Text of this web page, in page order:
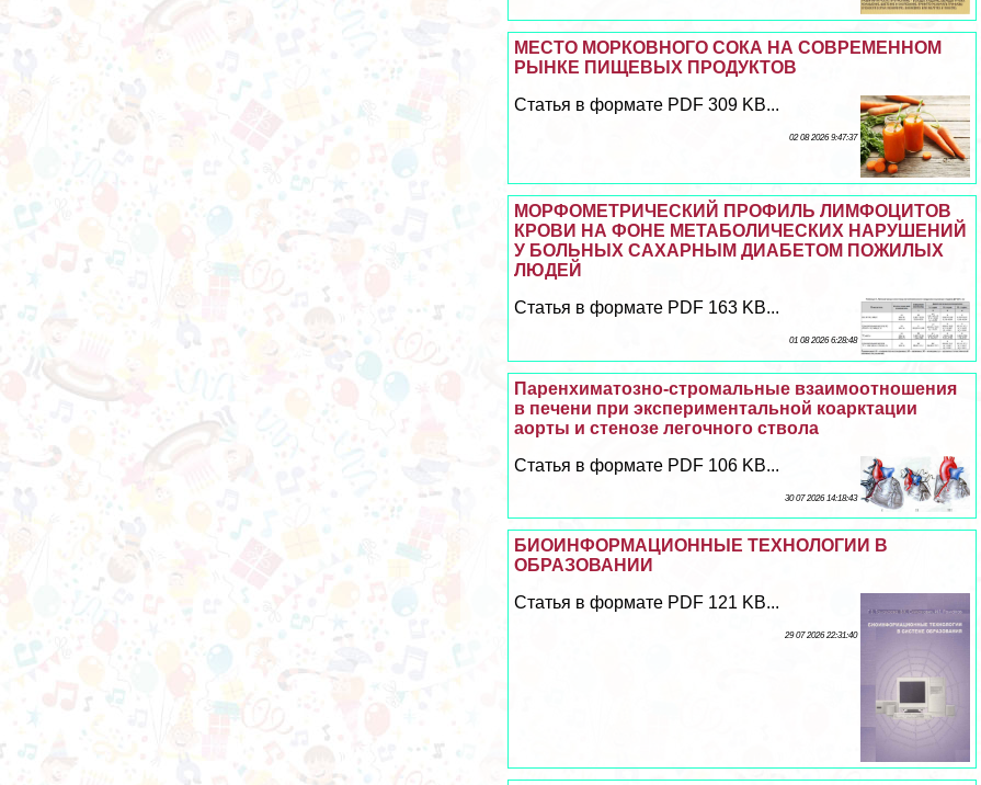
МЕСТО МОРКОВНОГО СОКА НА СОВРЕМЕННОМ
РЫНКЕ ПИЩЕВЫХ ПРОДУКТОВ
Статья в формате PDF 309 KB...
02 08 2026 9:47:37
МОРФОМЕТРИЧЕСКИЙ ПРОФИЛЬ ЛИМФОЦИТОВ
КРОВИ НА ФОНЕ МЕТАБОЛИЧЕСКИХ НАРУШЕНИЙ
У БОЛЬНЫХ САХАРНЫМ ДИАБЕТОМ ПОЖИЛЫХ
ЛЮДЕЙ
Статья в формате PDF 163 KB...
01 08 2026 6:28:48
Паренхиматозно-стромальные взаимоотношения
в печени при экспериментальной коарктации
аорты и стенозе легочного ствола
Статья в формате PDF 106 KB...
30 07 2026 14:18:43
БИОИНФОРМАЦИОННЫЕ ТЕХНОЛОГИИ В
ОБРАЗОВАНИИ
Статья в формате PDF 121 KB...
29 07 2026 22:31:40